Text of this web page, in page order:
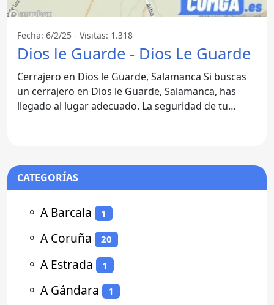
Fecha: 6/2/25 - Visitas: 1.318
Dios le Guarde - Dios Le Guarde
Cerrajero en Dios le Guarde, Salamanca Si buscas
un cerrajero en Dios le Guarde, Salamanca, has
llegado al lugar adecuado. La seguridad de tu
CATEGORÍAS
⚬ A Barcala 1
⚬ A Coruña 20
⚬ A Estrada 1
⚬ A Gándara 1